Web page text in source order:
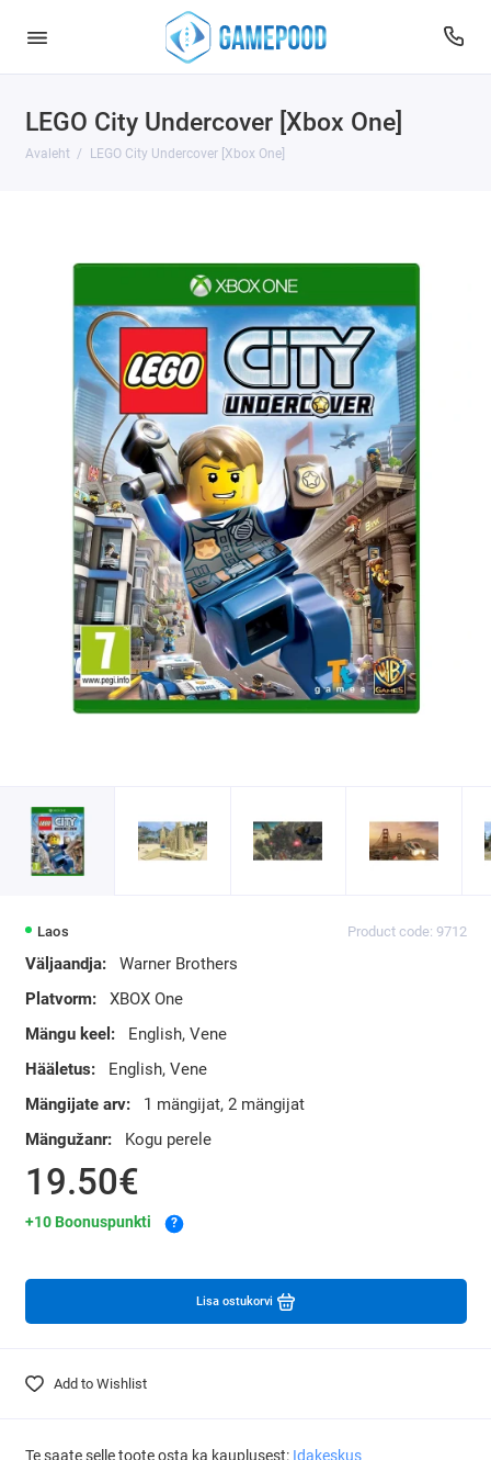
LEGO City Undercover [Xbox One]
Avaleht LEGO City Undercover [Xbox One]
Laos Product code: 9712
Väljaandja:
Warner Brothers
Platvorm:
XBOX One
Mängu keel:
English, Vene
Hääletus:
English, Vene
Mängijate arv:
1 mängijat, 2 mängijat
Mängužanr:
Kogu perele
19.50€
+10 Boonuspunkti ?
Lisa ostukorvi
Add to Wishlist
Te saate selle toote osta ka kauplusest: Idakeskus